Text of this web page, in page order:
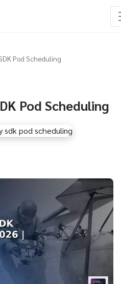
Pod Scheduling
Pod Scheduling